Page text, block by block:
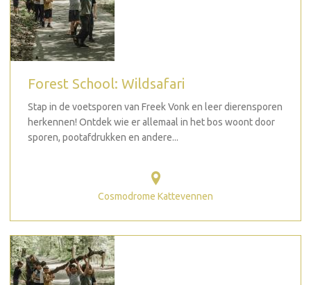
Forest School: Wildsafari
Stap in de voetsporen van Freek Vonk en leer dierensporen
herkennen! Ontdek wie er allemaal in het bos woont door
sporen, pootafdrukken en andere...
Cosmodrome Kattevennen